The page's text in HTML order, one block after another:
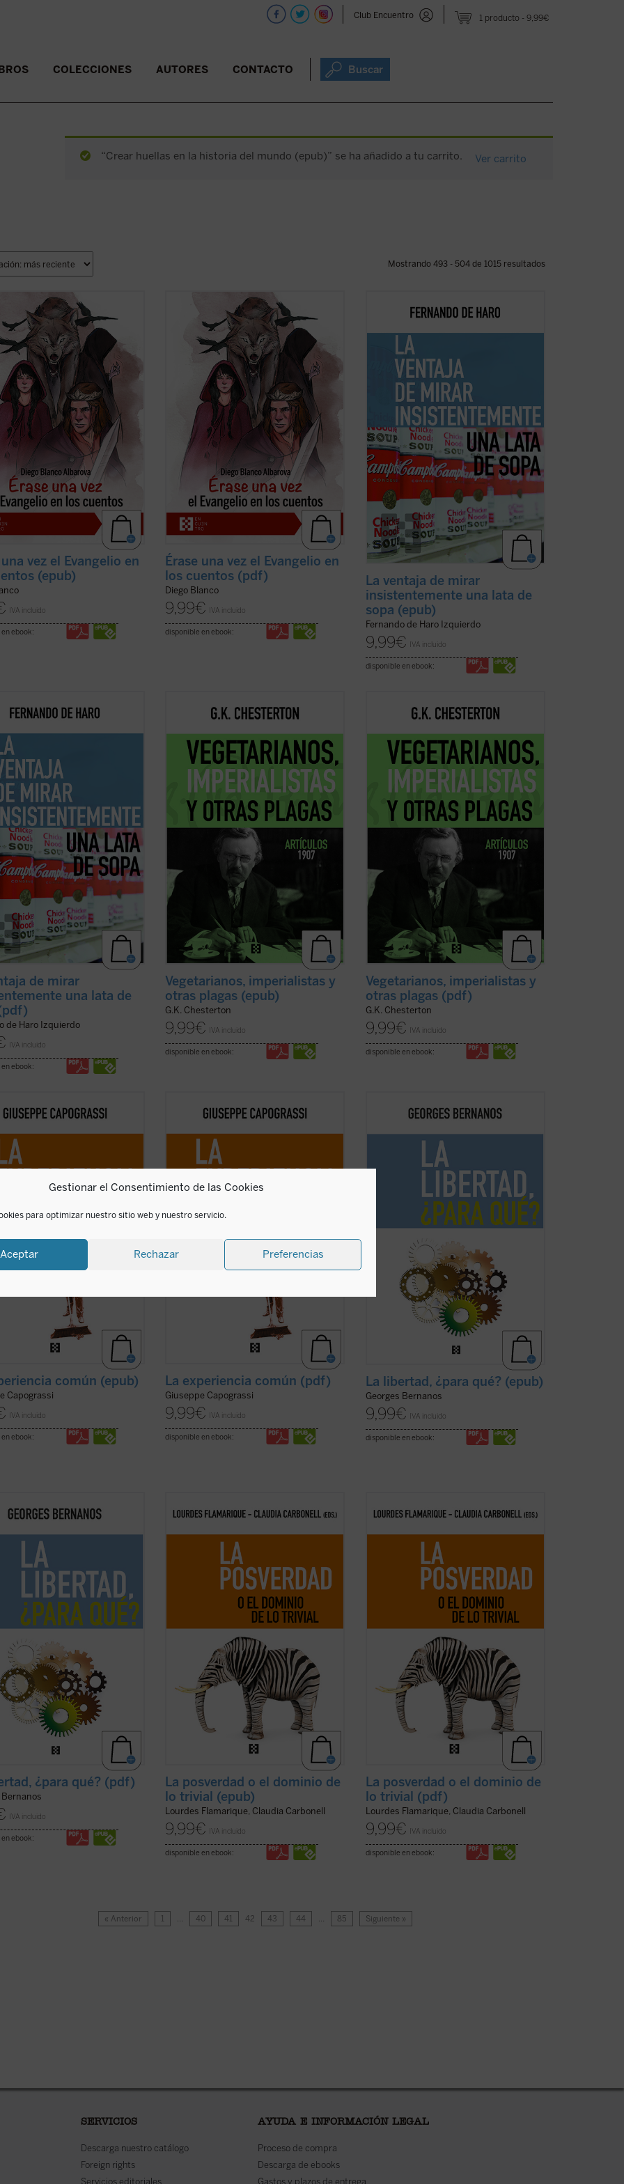
Gestionar el Consentimiento de las Cookies
para optimizar nuestro sitio web y nuestro servicio.
Aceptar Rechazar Preferencias
1 producto 9,99€
Club Encuentro
COLECCIONES AUTORES CONTACTO Buscar
“Crear huellas en la historia del mundo (epub)” se ha añadido a tu carrito. Ver carrito
Mostrando 493 - 504 de 1015 resultados
en su interior los cuentos
occidental? ¿Por qué
generaciones se les ha leído y
a los niños? ¿Son meramente
«morales» o «lecciones de
encauzar el comportamiento
(ver ficha)
vez el Evangelio en
(epub)
IVA incluido
ebook:
¿Qué esconden en su interior los cuentos
de la tradición occidental? ¿Por qué
durante generaciones se les ha leído y
enseñado a los niños? ¿Son meramente
ejemplos «morales» o «lecciones de
vida» para encauzar el comportamiento
de los ...(ver ficha)
Érase una vez el Evangelio en
los cuentos (pdf)
Diego Blanco
9,99€ IVA incluido
disponible en ebook:
«Warhol me obligaba a hacer un ejercicio
efectos más nocivos de la digitalización.
La lata de sopa Campbell se convertía en
una especie de corrección de la mirada
homo videns: el hombre al que ...
La ventaja de mirar
insistentemente una lata de
sopa (epub)
Fernando de Haro Izquierdo
9,99€ IVA incluido
disponible en ebook:
me obligaba a hacer un ejercicio
más nocivos de la digitalización.
de sopa Campbell se convertía en
de corrección de la mirada
videns: el hombre al que ...
de mirar
una lata de
de Haro Izquierdo
IVA incluido
ebook:
G.K. Chesterton, autor de novelas como
famoso detective Padre Brown, fue ante
todo un periodista que escribió miles de
artículos para distintos medios.
Su colaboración más longeva --de 1905
hasta ... (ver ficha)
Vegetarianos, imperialistas y
otras plagas (epub)
G.K. Chesterton
9,99€ IVA incluido
disponible en ebook:
G.K. Chesterton, autor de novelas como
famoso detective Padre Brown, fue ante
todo un periodista que escribió miles de
artículos para distintos medios.
Su colaboración más longeva --de 1905
hasta ... (ver ficha)
Vegetarianos, imperialistas y
otras plagas (pdf)
G.K. Chesterton
9,99€ IVA incluido
disponible en ebook:
experiencia comúnel jurista y
en las razones por las que «la
común y la riqueza que hay
en la vida ordinaria y en las
común (epub)
Capograssi
IVA incluido
ebook:
La experiencia comúnel jurista y
indaga en las razones por las que «la
experiencia común y la riqueza que hay
en la acción, en la vida ordinaria y en las
ficha)
La experiencia común (pdf)
Giuseppe Capograssi
9,99€ IVA incluido
disponible en ebook:
«La civilización, en la hora presente, no
crear constantemente, porque la
barbarie no para de destruir, y esa
barbarie no es nunca tan peligrosa como
cuando da la impresión de que también
La libertad, ¿para qué? (epub)
Georges Bernanos
9,99€ IVA incluido
disponible en ebook:
en la hora presente, no
porque la
no para de destruir, y esa
no es nunca tan peligrosa como
da la impresión de que también
¿para qué? (pdf)
Bernanos
IVA incluido
ebook:
La pregunta ¿importa todavía la verdad?
toque de escepticismo, en el
pensamiento contemporáneo y en el
agitado mundo de los medios de
comunicación social. Si los debates
actuales, enseñan que no convenía ...(ver
La posverdad o el dominio de
lo trivial (epub)
Lourdes Flamarique, Claudia Carbonell
9,99€ IVA incluido
disponible en ebook:
La pregunta ¿importa todavía la verdad?
toque de escepticismo, en el
pensamiento contemporáneo y en el
agitado mundo de los medios de
comunicación social. Si los debates
actuales, enseñan que no convenía ...(ver
La posverdad o el dominio de
lo trivial (pdf)
Lourdes Flamarique, Claudia Carbonell
9,99€ IVA incluido
disponible en ebook:
« Anterior 1 … 40 41 42 43 44 … 85 Siguiente »
SERVICIOS
Descarga nuestro catálogo
Foreign rights
Servicios editoriales
AYUDA E INFORMACIÓN LEGAL
Proceso de compra
Descarga de ebooks
Gastos y plazos de entrega